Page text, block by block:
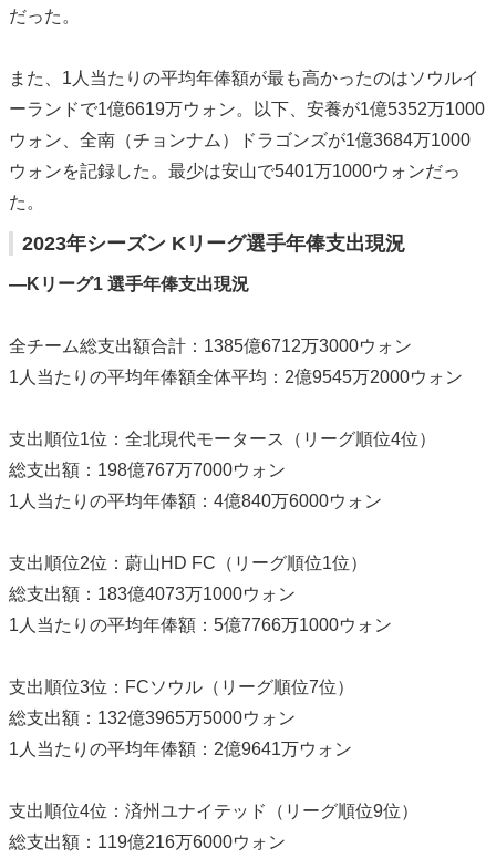
だった。
また、1人当たりの平均年俸額が最も高かったのはソウルイ
ーランドで1億6619万ウォン。以下、安養が1億5352万1000
ウォン、全南（チョンナム）ドラゴンズが1億3684万1000
ウォンを記録した。最少は安山で5401万1000ウォンだっ
た。
2023年シーズン Kリーグ選手年俸支出現況
―Kリーグ1 選手年俸支出現況
全チーム総支出額合計：1385億6712万3000ウォン
1人当たりの平均年俸額全体平均：2億9545万2000ウォン
支出順位1位：全北現代モータース（リーグ順位4位）
総支出額：198億767万7000ウォン
1人当たりの平均年俸額：4億840万6000ウォン
支出順位2位：蔚山HD FC（リーグ順位1位）
総支出額：183億4073万1000ウォン
1人当たりの平均年俸額：5億7766万1000ウォン
支出順位3位：FCソウル（リーグ順位7位）
総支出額：132億3965万5000ウォン
1人当たりの平均年俸額：2億9641万ウォン
支出順位4位：済州ユナイテッド（リーグ順位9位）
総支出額：119億216万6000ウォン